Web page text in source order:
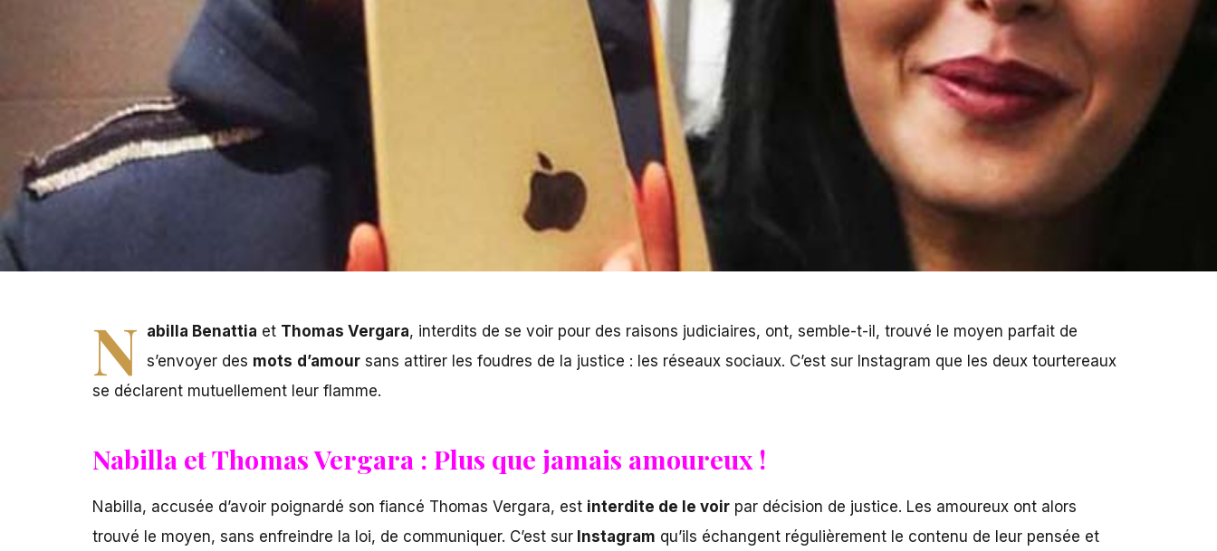
N abilla Benattia et Thomas Vergara, interdits de se voir pour des raisons judiciaires, ont, semble-t-il, trouvé le moyen parfait de
s’envoyer des mots d’amoursans attirer les foudres de la justice : les réseaux sociaux. C’est sur Instagram que les deux tourtereaux
se déclarent mutuellement leur flamme.
Nabilla et Thomas Vergara : Plus que jamais amoureux !
Nabilla, accusée d’avoir poignardé son fiancé Thomas Vergara, est interdite de le voir par décision de justice. Les amoureux ont alors
trouvé le moyen, sans enfreindre la loi, de communiquer. C’est sur Instagram qu’ils échangent régulièrement le contenu de leur pensée et